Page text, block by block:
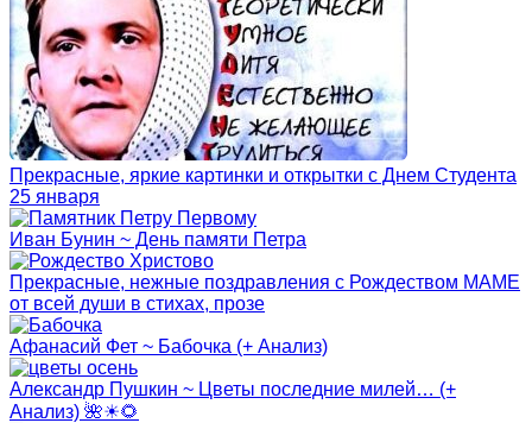
Прекрасные, яркие картинки и открытки с Днем Студента
25 января
Иван Бунин ~ День памяти Петра
Прекрасные, нежные поздравления с Рождеством МАМЕ
от всей души в стихах, прозе
Афанасий Фет ~ Бабочка (+ Анализ)
Александр Пушкин ~ Цветы последние милей… (+
Анализ) 🌺☀🌻